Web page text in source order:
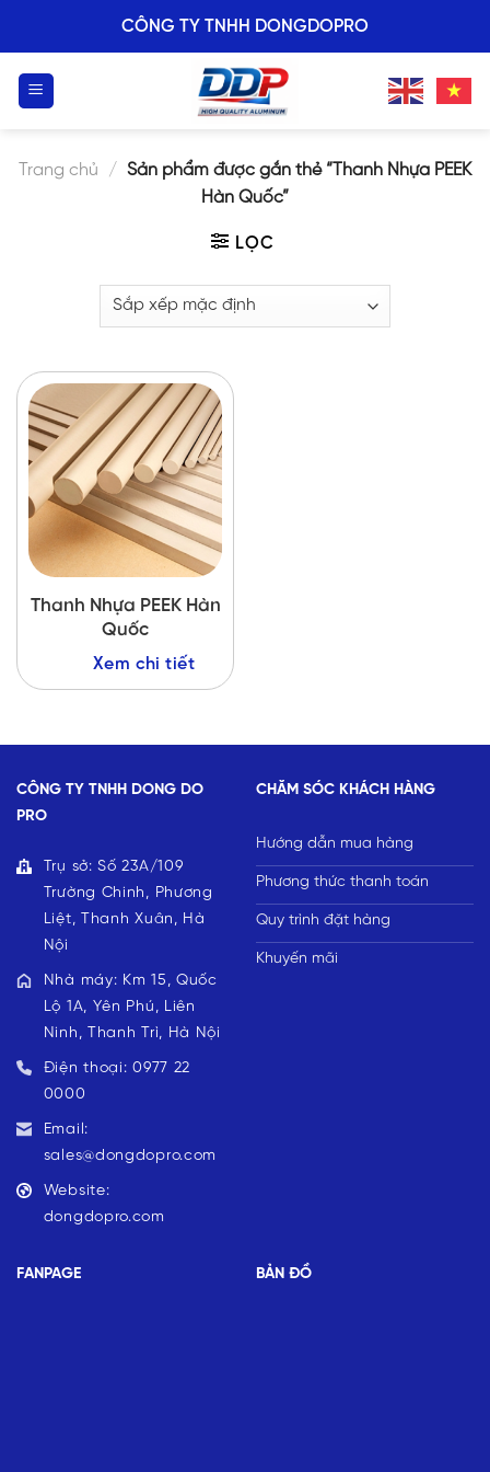
CÔNG TY TNHH DONGDOPRO
Trang chủ / Sản phẩm được gắn thẻ “Thanh Nhựa PEEK
Hàn Quốc”
LỌC
Thanh Nhựa PEEK Hàn
Quốc
Xem chi tiết
CÔNG TY TNHH DONG DO
PRO
Trụ sở: Số 23A/109
Trường Chinh, Phương
Liệt, Thanh Xuân, Hà
Nội
Nhà máy: Km 15, Quốc
Lộ 1A, Yên Phú, Liên
Ninh, Thanh Trì, Hà Nội
Điện thoại: 0977 22
0000
Email:
sales@dongdopro.com
Website:
dongdopro.com
CHĂM SÓC KHÁCH HÀNG
Hướng dẫn mua hàng
Phương thức thanh toán
Quy trình đặt hàng
Khuyến mãi
FANPAGE BẢN ĐỒ